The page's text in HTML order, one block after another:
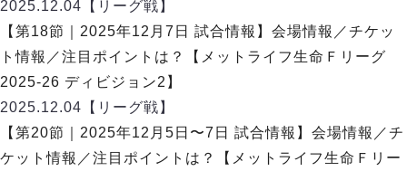
シュライカー大阪
ボルクバレット北九州
バサジィ大分
選手の通算記録（Ｆ２）
ヴォスクオーレ仙台
2025.12.04 【リーグ戦】
【第18節｜2025年12月7日 試合情報】会場情報／チケッ
ト情報／注目ポイントは？【メットライフ生命Ｆリーグ
2025-26 ディビジョン2】
2025.12.04 【リーグ戦】
【第20節｜2025年12月5日〜7日 試合情報】会場情報／チ
ケット情報／注目ポイントは？【メットライフ生命Ｆリー